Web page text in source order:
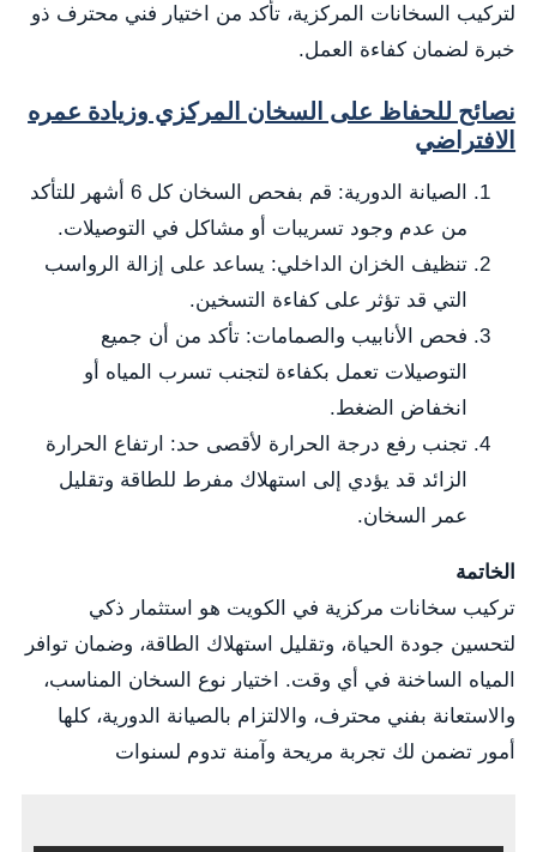
لتركيب السخانات المركزية، تأكد من اختيار فني محترف ذو
خبرة لضمان كفاءة العمل.
نصائح للحفاظ على السخان المركزي وزيادة عمره
الافتراضي
الصيانة الدورية: قم بفحص السخان كل 6 أشهر للتأكد
من عدم وجود تسريبات أو مشاكل في التوصيلات.
تنظيف الخزان الداخلي: يساعد على إزالة الرواسب
التي قد تؤثر على كفاءة التسخين.
فحص الأنابيب والصمامات: تأكد من أن جميع
التوصيلات تعمل بكفاءة لتجنب تسرب المياه أو
انخفاض الضغط.
تجنب رفع درجة الحرارة لأقصى حد: ارتفاع الحرارة
الزائد قد يؤدي إلى استهلاك مفرط للطاقة وتقليل
عمر السخان.
الخاتمة
تركيب سخانات مركزية في الكويت هو استثمار ذكي
لتحسين جودة الحياة، وتقليل استهلاك الطاقة، وضمان توافر
المياه الساخنة في أي وقت. اختيار نوع السخان المناسب،
والاستعانة بفني محترف، والالتزام بالصيانة الدورية، كلها
أمور تضمن لك تجربة مريحة وآمنة تدوم لسنوات